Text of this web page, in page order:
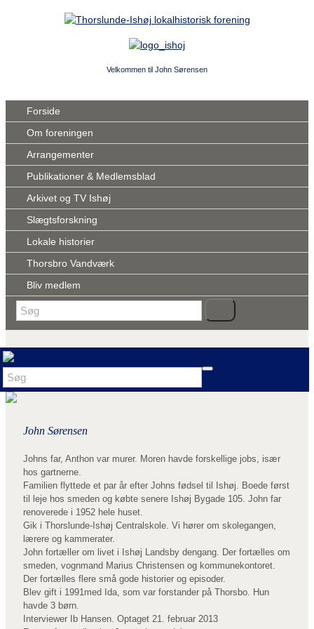
Velkommen til John Sørensen
Forside
Om foreningen
Arrangementer
Publikationer & Medlemsblad
Arkivet og TV Ishøj
Slægtsforskning
Lokale historier
Thorsbro Vandværk
Bliv medlem
John Sørensen
Johns far, Anthon var murer. Moren havde forskellige jobs, især
hos gartnerne.
Familien flyttede et par år efter Johns fødsel til Ishøj. Boede først
til leje hos smeden og købte senere Ishøj Bygade 105. John far
renoverede i 1952 hele huset.
Gik i Thorslunde-Ishøj Centralskole. Vi hører om skolegangen,
lærere og kammerater.
John fortæller om livet i Ishøj Landsby dengang. Der fortælles om
smeden, vognmand Marius Christensen og kommunekontoret.
Der fortælles flere små gode historier og episoder.
Blev gift i 1991med Ida, som var forstander på Thorsbo. Hun
havde 3 børn.
Interviewer Ib Hansen. Optaget 21. februar 2013